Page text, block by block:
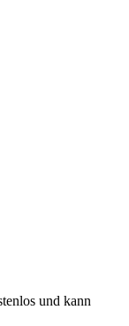
und kann